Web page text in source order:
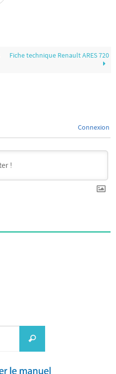
Fiche technique Renault ARES 720
Connexion
Recherche